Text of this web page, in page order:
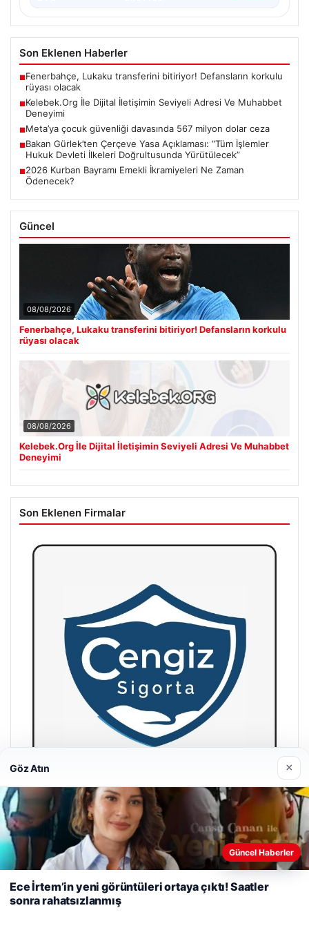
Son Eklenen Haberler
■Fenerbahçe, Lukaku transferini bitiriyor! Defansların korkulu
rüyası olacak
■Kelebek.Org İle Dijital İletişimin Seviyeli Adresi Ve Muhabbet
Deneyimi
■Meta’ya çocuk güvenliği davasında 567 milyon dolar ceza
■Bakan Gürlek’ten Çerçeve Yasa Açıklaması: “Tüm İşlemler
Hukuk Devleti İlkeleri Doğrultusunda Yürütülecek”
■2026 Kurban Bayramı Emekli İkramiyeleri Ne Zaman
Ödenecek?
Güncel
08/08/2026
Fenerbahçe, Lukaku transferini bitiriyor! Defansların korkulu
rüyası olacak
08/08/2026
Kelebek.Org İle Dijital İletişimin Seviyeli Adresi Ve Muhabbet
Deneyimi
Son Eklenen Firmalar
Hastaş Beton
26/05/2026
Web sitemizi nasıl kullandığınızı daha iyi anlayabilmek,
deneyiminizi kişiselleştirmek ve geliştirmek amacıyla çerezler
kullanıyoruz.
Çerez Politikamız
Reddet Kabul Et
Göz Atın ×
Güncel Haberler
Ece İrtem’in yeni görüntüleri ortaya çıktı! Saatler
sonra rahatsızlanmış